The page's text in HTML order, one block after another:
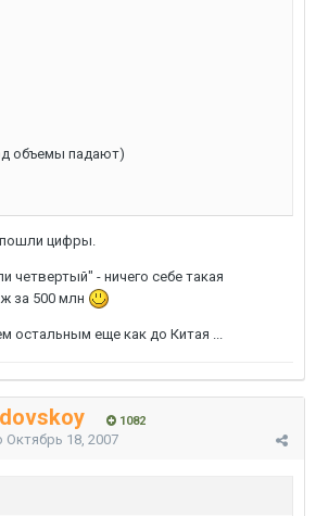
объемы падают)
цифры.
четвертый" - ничего себе такая
за 500 млн
остальным еще как до Китая ...
1082
Октябрь 18, 2007